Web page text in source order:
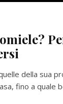
della sua
fino a quale